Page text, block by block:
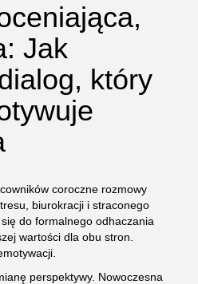
Jak
który
coroczne rozmowy
biurokracji i straconego
do formalnego odhaczania
wartości dla obu stron.
perspektywy. Nowoczesna